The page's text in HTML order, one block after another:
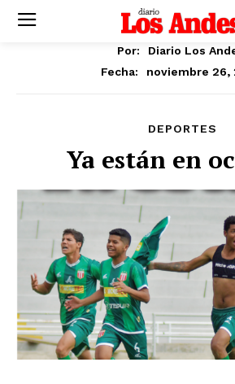
Por:
Diario Los
Fecha:
noviembre 26,
DEPORTES
Ya están en